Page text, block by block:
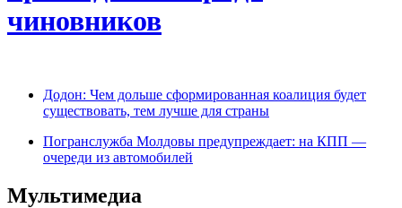
чиновников
Додон: Чем дольше сформированная коалиция будет
существовать, тем лучше для страны
Погранслужба Молдовы предупреждает: на КПП —
очереди из автомобилей
Мультимедиа